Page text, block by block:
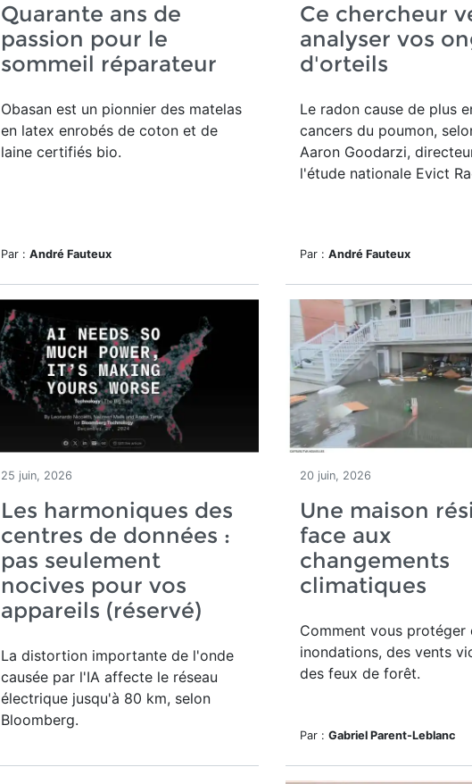
Quarante ans de
passion pour le
sommeil réparateur
Obasan est un pionnier des matelas
en latex enrobés de coton et de
laine certifiés bio.
Par : André Fauteux
Ce chercheur
analyser vos
d'orteils
Le radon cause de plus
cancers du poumon,
Aaron Goodarzi,
l'étude nationale Evict
Par : André Fauteux
25 juin, 2026
Les harmoniques des
centres de données :
pas seulement
nocives pour vos
appareils (réservé)
La distortion importante de l'onde
causée par l'IA affecte le réseau
électrique jusqu'à 80 km, selon
Bloomberg.
20 juin, 2026
Une maison
face aux
changements
climatiques
Comment vous protéger
inondations, des vents
des feux de forêt.
Par : Gabriel Parent-Leblanc